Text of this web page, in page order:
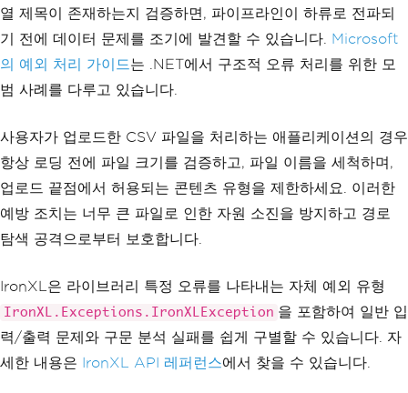
catch
(IOException ex)
{
Console .WriteLine ($ "File access er
ror: {ex.Message}");
catch
(Exception ex
Console
WriteLine( $"Unexpected err
or: {ex.Message}"
);
}
열 제목이 존재하는지 검증하면, 파이프라인이 하류로 전파되
기 전에 데이터 문제를 조기에 발견할 수 있습니다. Microsoft
의 예외 처리 가이드는 .NET에서 구조적 오류 처리를 위한 모
범 사례를 다루고 있습니다.
사용자가 업로드한 CSV 파일을 처리하는 애플리케이션의 경우
항상 로딩 전에 파일 크기를 검증하고, 파일 이름을 세척하며,
업로드 끝점에서 허용되는 콘텐츠 유형을 제한하세요. 이러한
예방 조치는 너무 큰 파일로 인한 자원 소진을 방지하고 경로
탐색 공격으로부터 보호합니다.
IronXL은 라이브러리 특정 오류를 나타내는 자체 예외 유형
IronXL.Exceptions.IronXLException 을 포함하여 일반 입
력/출력 문제와 구문 분석 실패를 쉽게 구별할 수 있습니다. 자
세한 내용은 IronXL API 레퍼런스에서 찾을 수 있습니다.